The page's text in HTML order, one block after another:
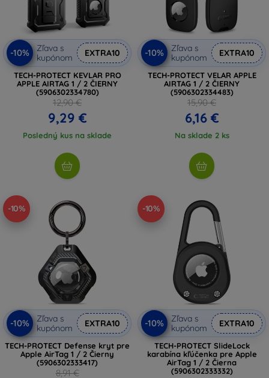
-10%
Zľava s
kupónom
EXTRA10
TECH-PROTECT KEVLAR PRO
APPLE AIRTAG 1 / 2 ČIERNY
(5906302334780)
12,90 €
9,29 €
Posledný kus na sklade
-10%
Zľava s
kupónom
EXTRA10
TECH-PROTECT VELAR APPLE
AIRTAG 1 / 2 ČIERNY
(5906302334483)
15,90 €
6,16 €
Na sklade 2 ks
-10%
-10%
Zľava s
kupónom
EXTRA10
TECH-PROTECT Defense kryt pre
Apple AirTag 1 / 2 Čierny
(5906302333417)
8,91 €
-10%
-10%
Zľava s
kupónom
EXTRA10
TECH-PROTECT SlideLock
karabína kľúčenka pre Apple
AirTag 1 / 2 Čierna
(5906302333332)